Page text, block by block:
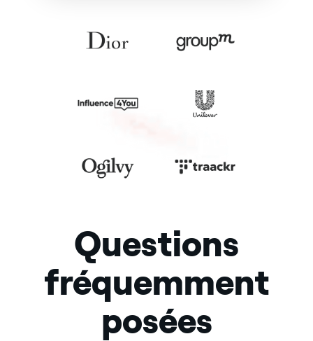
Questions
fréquemment
posées